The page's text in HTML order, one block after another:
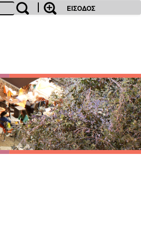
ΕΙΣΟΔΟΣ